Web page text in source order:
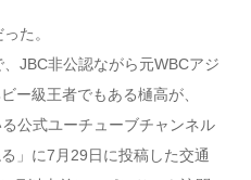
た。
JBC非公認ながら元WBCアジ
ー級王者でもある樋高が、
公式ユーチューブチャンネル
」に7月29日に投稿した交通